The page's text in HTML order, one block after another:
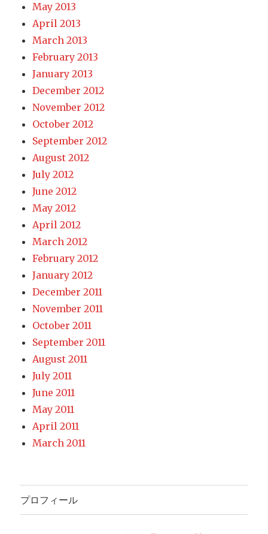
May 2013
April 2013
March 2013
February 2013
January 2013
December 2012
November 2012
October 2012
September 2012
August 2012
July 2012
June 2012
May 2012
April 2012
March 2012
February 2012
January 2012
December 2011
November 2011
October 2011
September 2011
August 2011
July 2011
June 2011
May 2011
April 2011
March 2011
プロフィール